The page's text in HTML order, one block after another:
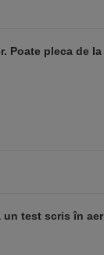
Poate pleca de la
un test scris în aer